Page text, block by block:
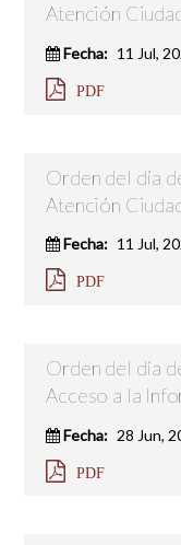
Atención
Fecha: 11 Jul,
PDF
Orden del día
Atención
Fecha: 11 Jul,
PDF
Orden del día
Acceso a la
Fecha: 28 Jun,
PDF